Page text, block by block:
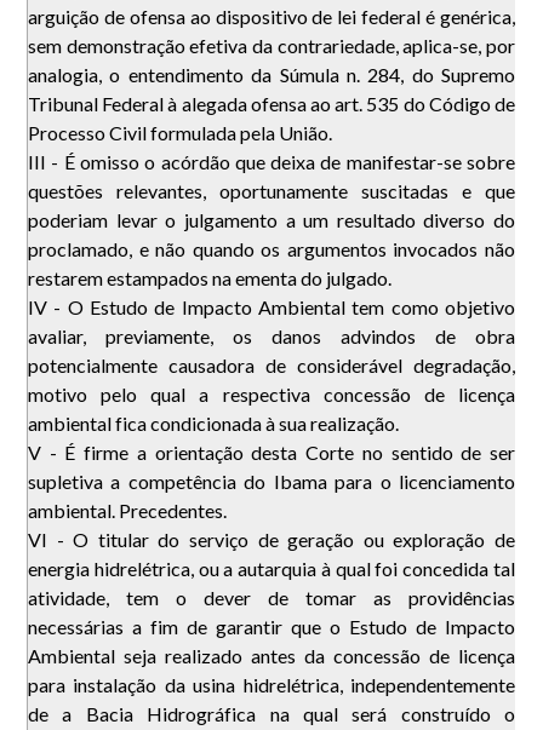
arguição de ofensa ao dispositivo de lei federal é genérica,
sem demonstração efetiva da contrariedade, aplica-se, por
analogia, o entendimento da Súmula n. 284, do Supremo
Tribunal Federal à alegada ofensa ao art. 535 do Código de
Processo Civil formulada pela União.
III - É omisso o acórdão que deixa de manifestar-se sobre
questões relevantes, oportunamente suscitadas e que
poderiam levar o julgamento a um resultado diverso do
proclamado, e não quando os argumentos invocados não
restarem estampados na ementa do julgado.
IV - O Estudo de Impacto Ambiental tem como objetivo
avaliar, previamente, os danos advindos de obra
potencialmente causadora de considerável degradação,
motivo pelo qual a respectiva concessão de licença
ambiental fica condicionada à sua realização.
V - É firme a orientação desta Corte no sentido de ser
supletiva a competência do Ibama para o licenciamento
ambiental. Precedentes.
VI - O titular do serviço de geração ou exploração de
energia hidrelétrica, ou a autarquia à qual foi concedida tal
atividade, tem o dever de tomar as providências
necessárias a fim de garantir que o Estudo de Impacto
Ambiental seja realizado antes da concessão de licença
para instalação da usina hidrelétrica, independentemente
de a Bacia Hidrográfica na qual será construído o